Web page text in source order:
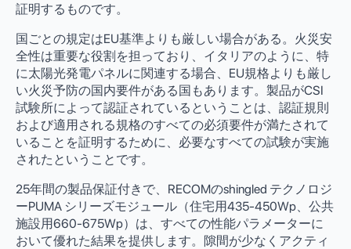
証明するものです。
国ごとの規定はEU基準よりも厳しい場合がある。火災安
全性は重要な役割を担っており、イタリアのように、特
に太陽光発電パネルに関連する場合、EU規格よりも厳し
い火災予防の国内要件がある国もあります。製品がCSI
試験所によって認証されているということは、認証規則
および適用される規格のすべての必須要件が満たされて
いることを証明するために、必要なすべての試験が実施
されたということです。
25年間の製品保証付きで、RECOMのshingled テクノロジ
ーPUMA シリーズモジュール（住宅用435-450Wp、公共
施設用660-675Wp）は、すべての性能パラメーターに
おいて優れた結果を提供します。隙間が少なくアクティ